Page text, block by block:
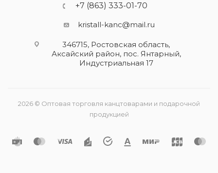
+7 (863) 333-01-70
kristall-kanc@mail.ru
346715, Ростовская область​,
Аксайский район, пос. Янтарный,
Индустриальная 17
2026 © Оптовая торговля канцтоварами и подарочной
продукцией